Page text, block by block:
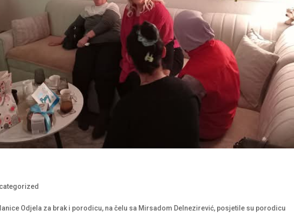
Odjela za brak i porodicu, na čelu sa Mirsadom Delnezirević, posjetile su porodicu